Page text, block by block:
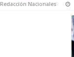
Redacción Nacionales